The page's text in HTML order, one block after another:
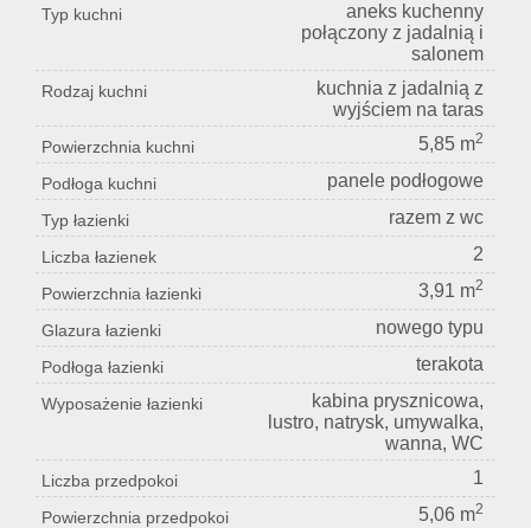
Typ kuchni
aneks kuchenny
połączony z jadalnią i
salonem
Rodzaj kuchni
kuchnia z jadalnią z
wyjściem na taras
Powierzchnia kuchni 5,85 m2
Podłoga kuchni panele podłogowe
Typ łazienki razem z wc
Liczba łazienek 2
Powierzchnia łazienki 3,91 m2
Glazura łazienki nowego typu
Podłoga łazienki terakota
Wyposażenie łazienki
kabina prysznicowa,
lustro, natrysk, umywalka,
wanna, WC
Liczba przedpokoi 1
Powierzchnia przedpokoi 5,06 m2